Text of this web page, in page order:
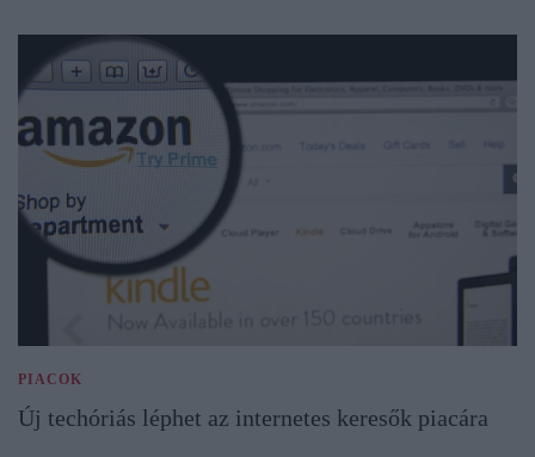
PIACOK
Új techóriás léphet az internetes keresők piacára